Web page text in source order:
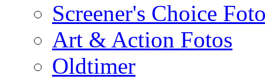
Screener's Choice
Art & Action Fotos
Oldtimer